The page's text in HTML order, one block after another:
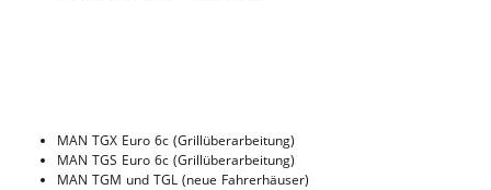
MAN TGX Euro 6c (Grillüberarbeitung)
MAN TGS Euro 6c (Grillüberarbeitung)
MAN TGM und TGL (neue Fahrerhäuser)